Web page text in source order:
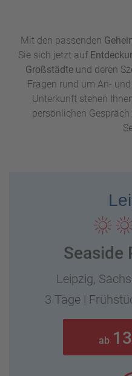
Party-Hungrige
Ihre Kosten: Das
Südvorstadt.Die
befinden sich auch
berühmtesten
Stadtgebiet
Wochenenden kann
Bars gut feiern. Wer
möchte und zum
will, wird in einem
Mit den passenden
Sie sich jetzt auf
Großstädte und deren
Fragen rund um An-
Unterkunft stehen
persönlichen
Seaside
Leipzig,
3 Tage |
ab